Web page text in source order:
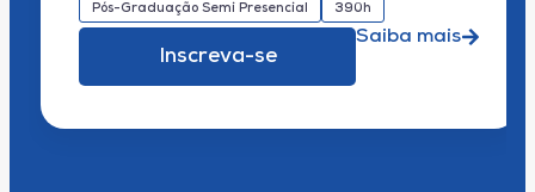
Pós-Graduação Semi Presencial 390h
Inscreva-se
Saiba mais